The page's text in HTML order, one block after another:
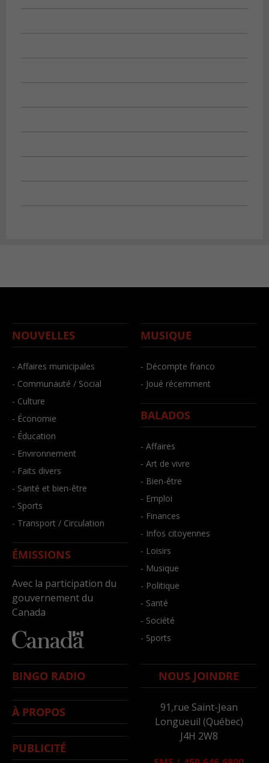
NOUVELLES
- Affaires municipales
- Communauté / Social
- Culture
- Économie
- Éducation
- Environnement
- Faits divers
- Santé et bien-être
- Sports
- Transport / Circulation
ÉMISSIONS
Avec la participation du
gouvernement du
Canada
MUSIQUE
- Décompte franco
- Joué récemment
BALADOS
- Affaires
- Art de vivre
- Bien-être
- Emploi
- Finances
- Infos citoyennes
- Loisirs
- Musique
- Politique
- Santé
- Société
- Sports
BINGO RADIO
À PROPOS
PUBLICITÉ
NOUS JOINDRE
91,rue Saint-Jean
Longueuil (Québec)
J4H 2W8